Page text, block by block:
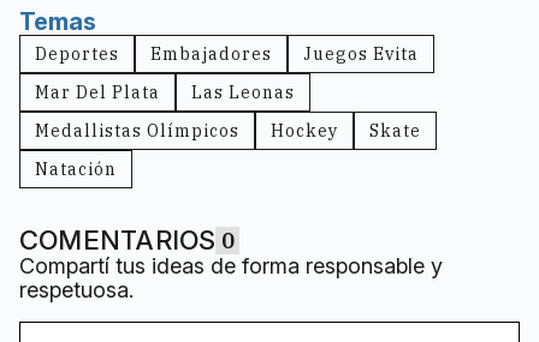
Temas
Deportes Embajadores
Juegos Evita
Mar Del Plata
Las Leonas
Medallistas Olímpicos
Hockey
Skate
Natación
COMENTARIOS 0
Compartí tus ideas de forma responsable y
respetuosa.